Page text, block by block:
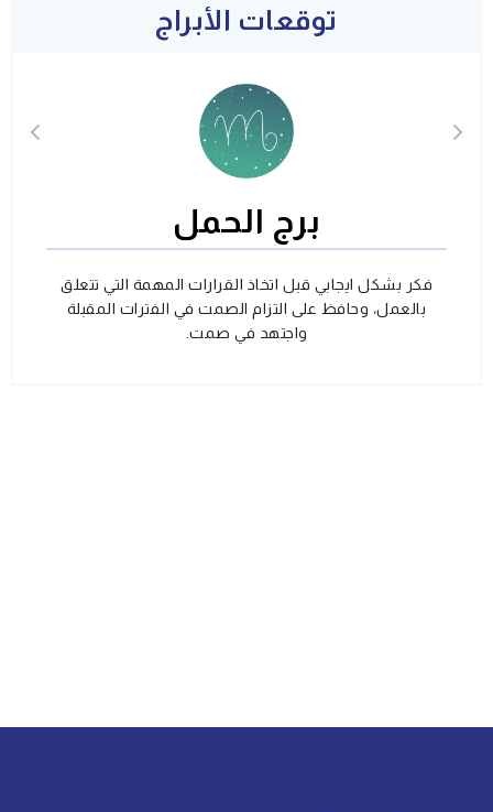
توقعات الأبراج
برج الحمل
فكر بشكل ايجابي قبل اتخاذ القرارات المهمة التي تتعلق
بالعمل، وحافظ على التزام الصمت في الفترات المقبلة
واجتهد في صمت.